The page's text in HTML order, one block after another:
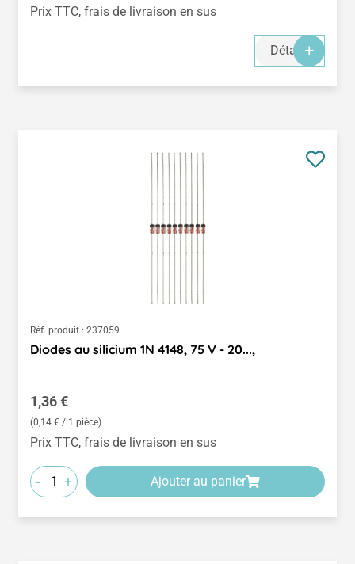
Prix TTC, frais de livraison en sus
Détails
Réf. produit : 237059
Diodes au silicium 1N 4148, 75 V - 20...,
Prix régulier :
1,36 €
(0,14 € / 1 pièce)
Prix TTC, frais de livraison en sus
- + Ajouter au panier